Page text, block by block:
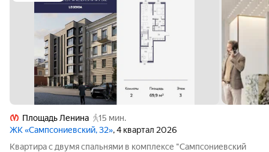
Площадь Ленина
15 мин.
ЖК «Сампсониевский, 32», 4 квартал 2026
Квартира с двумя спальнями в комплексе "Сампсониевский